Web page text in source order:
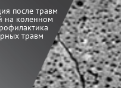
после травм
на коленном
травм